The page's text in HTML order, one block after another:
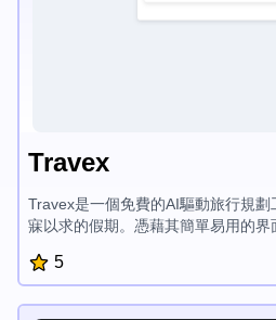
Travex
Travex是一個免費的AI驅動旅行規
寐以求的假期。憑藉其簡單易用的界
行程。Travex簡化了度假規劃過程,
5